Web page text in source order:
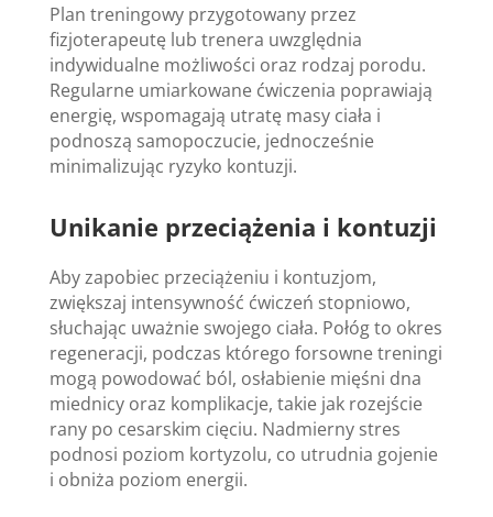
Plan treningowy przygotowany przez
fizjoterapeutę lub trenera uwzględnia
indywidualne możliwości oraz rodzaj porodu.
Regularne umiarkowane ćwiczenia poprawiają
energię, wspomagają utratę masy ciała i
podnoszą samopoczucie, jednocześnie
minimalizując ryzyko kontuzji.
Unikanie przeciążenia i kontuzji
Aby zapobiec przeciążeniu i kontuzjom,
zwiększaj intensywność ćwiczeń stopniowo,
słuchając uważnie swojego ciała. Połóg to okres
regeneracji, podczas którego forsowne treningi
mogą powodować ból, osłabienie mięśni dna
miednicy oraz komplikacje, takie jak rozejście
rany po cesarskim cięciu. Nadmierny stres
podnosi poziom kortyzolu, co utrudnia gojenie
i obniża poziom energii.